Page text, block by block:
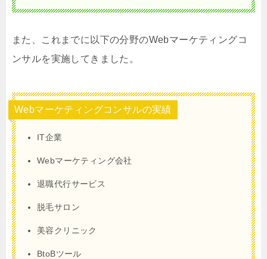
また、これまでに以下の分野のWebマーケティングコ
ンサルを実施してきました。
Webマーケティングコンサルの実績
IT企業
Webマーケティング会社
退職代行サービス
脱毛サロン
美容クリニック
BtoBツール